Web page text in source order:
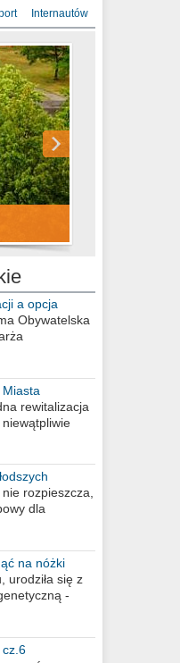
Internautów
a opcja
Obywatelska
rewitalizacja
niewątpliwie
nie rozpieszcza,
dla
na nóżki
urodziła się z
-
cz.6